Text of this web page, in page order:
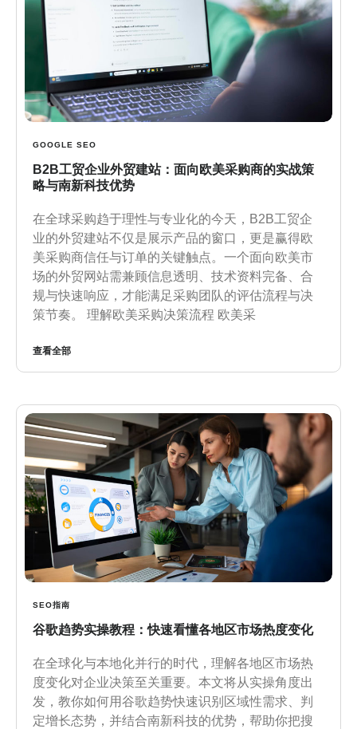
GOOGLE SEO
B2B工贸企业外贸建站：面向欧美采购商的实战策
略与南新科技优势
在全球采购趋于理性与专业化的今天，B2B工贸企
业的外贸建站不仅是展示产品的窗口，更是赢得欧
美采购商信任与订单的关键触点。一个面向欧美市
场的外贸网站需兼顾信息透明、技术资料完备、合
规与快速响应，才能满足采购团队的评估流程与决
策节奏。 理解欧美采购决策流程 欧美采
查看全部
SEO指南
谷歌趋势实操教程：快速看懂各地区市场热度变化
在全球化与本地化并行的时代，理解各地区市场热
度变化对企业决策至关重要。本文将从实操角度出
发，教你如何用谷歌趋势快速识别区域性需求、判
定增长态势，并结合南新科技的优势，帮助你把搜